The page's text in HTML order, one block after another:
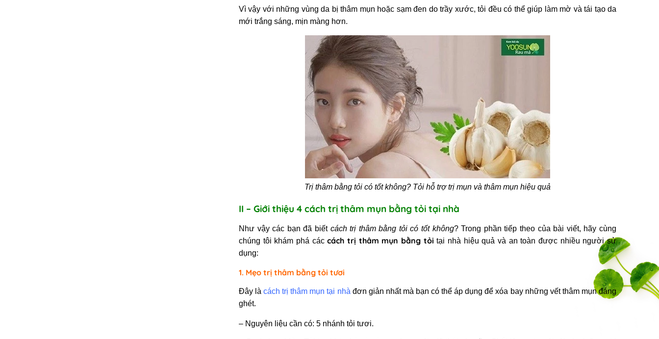
Vì vậy với những vùng da bị thâm mụn hoặc sạm đen do trầy xước, tỏi đều có thể giúp làm mờ và tái tạo da
mới trắng sáng, mịn màng hơn.
Trị thâm bằng tỏi có tốt không? Tỏi hỗ trợ trị mụn và thâm mụn hiệu quả
II – Giới thiệu 4 cách trị thâm mụn bằng tỏi tại nhà
Như vậy các bạn đã biết cách trị thâm bằng tỏi có tốt không? Trong phần tiếp theo của bài viết, hãy cùng
chúng tôi khám phá cáccách trị thâm mụn bằng tỏi tại nhà hiệu quả và an toàn được nhiều người sử
dụng:
1. Mẹo trị thâm bằng tỏi tươi
Đây làcách trị thâm mụn tại nhà đơn giản nhất mà bạn có thể áp dụng để xóa bay những vết thâm mụn đáng
ghét.
– Nguyên liệu cần có: 5 nhánh tỏi tươi.